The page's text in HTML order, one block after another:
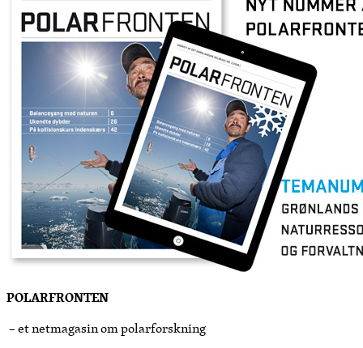
POLARFRONTEN
– et netmagasin om polarforskning